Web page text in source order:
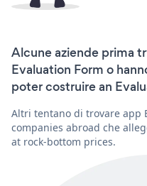
Alcune aziende prima
Evaluation Form o
poter costruire an
Altri tentano di trovare app
companies abroad che
at rock-bottom prices.